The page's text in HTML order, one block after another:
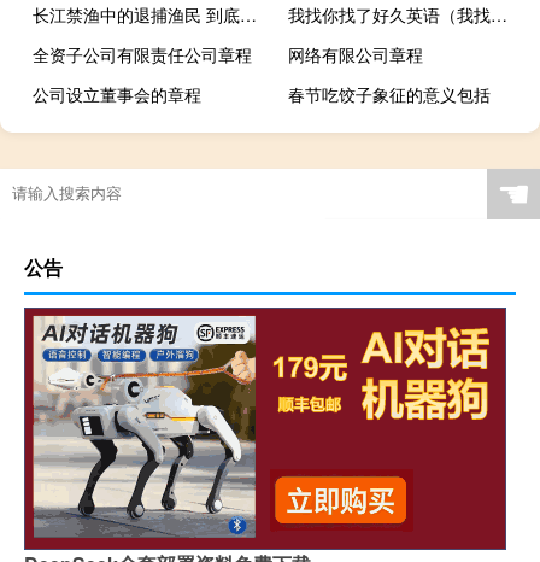
长江禁渔中的退捕渔民 到底什么情况嘞
我找你找了好久英语（我找你找了好久）
全资子公司有限责任公司章程
网络有限公司章程
公司设立董事会的章程
春节吃饺子象征的意义包括
☚
公告